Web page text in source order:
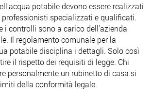
potabile devono essere realizzati
professionisti specializzati e qualificati.
i controlli sono a carico dell'azienda
Il regolamento comunale per la
potabile disciplina i dettagli. Solo così
il rispetto dei requisiti di legge. Chi
personalmente un rubinetto di casa si
della conformità legale.